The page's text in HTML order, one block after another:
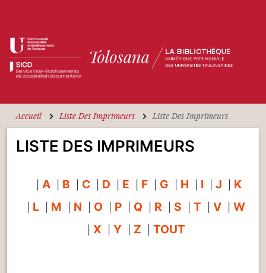
Accueil Liste Des Imprimeurs Liste Des Imprimeurs
LISTE DES IMPRIMEURS
A B C D E F G H I J K
L M N O P Q R S T V W
X Y Z TOUT